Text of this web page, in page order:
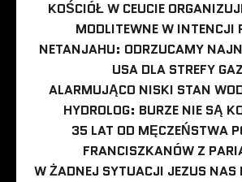
KOŚCIÓŁ W CEUCIE
MODLITEWNE W INTENCJI
NETANJAHU: ODRZUCAMY
USA DLA STREFY
ALARMUJĄCO NISKI STAN
HYDROLOG: BURZE NIE SĄ
35 LAT OD MĘCZEŃSTWA
FRANCISZKANÓW Z
W ŻADNEJ SYTUACJI JEZUS NAS